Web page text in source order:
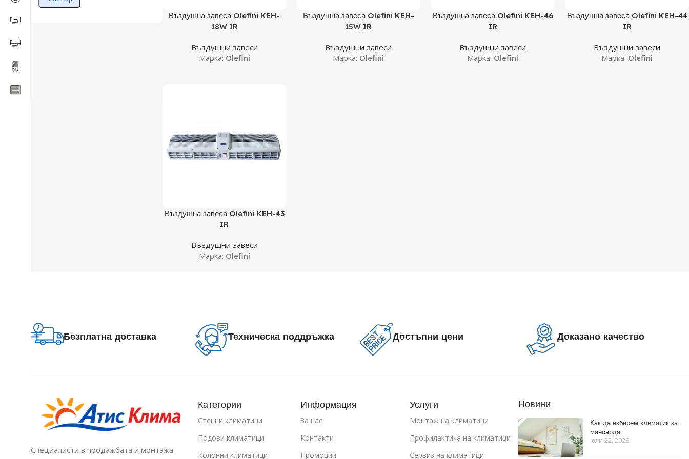
Още
Въздушна завеса Olefini KEH-
18W IR
Въздушни завеси
Марка: Olefini
Още
Въздушна завеса Olefini KEH-
15W IR
Въздушни завеси
Марка: Olefini
Още
Въздушна завеса Olefini KEH-46
IR
Въздушни завеси
Марка: Olefini
Още
Въздушна завеса Olefini KEH-44
IR
Въздушни завеси
Марка: Olefini
Още
Въздушна завеса Olefini KEH-43
IR
Въздушни завеси
Марка: Olefini
Безплатна доставка Техническа поддръжка Достъпни цени Доказано качество
Специалисти в продажбата и монтажа
Категории
Стенни климатици
Подови климатици
Колонни климатици
Информация
За нас
Контакти
Промоции
Услуги
Монтаж на климатици
Профилактика на климатици
Сервиз на климатици
Новини
Как да изберем климатик за
мансарда
юли 22, 2026